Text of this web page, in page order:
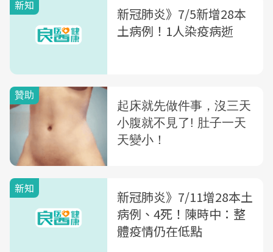
新知
新冠肺炎》7/5新增28本
土病例！1人染疫病逝
新知
新冠肺炎》7/11增28本土
病例、4死！陳時中：整
體疫情仍在低點